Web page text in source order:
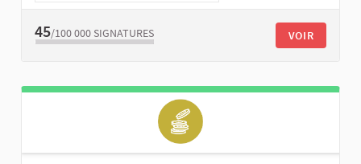
45/100 000 SIGNATURES VOIR